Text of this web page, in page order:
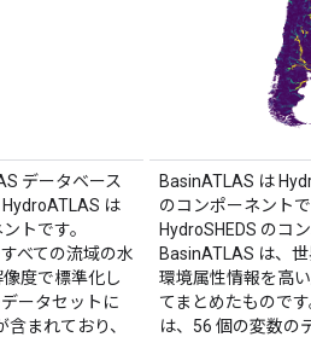
データベース
は
トです。
べての流域の水
度で標準化し
ータセットに
まれており、
BasinATLAS は
のコンポーネント
HydroSHEDS のコ
BasinATLAS は、
環境属性情報を高
てまとめたもので
は、56 個の変数の